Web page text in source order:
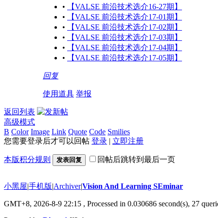
•
【VALSE 前沿技术选介16-27期】
•
【VALSE 前沿技术选介17-01期】
•
【VALSE 前沿技术选介17-02期】
•
【VALSE 前沿技术选介17-03期】
•
【VALSE 前沿技术选介17-04期】
•
【VALSE 前沿技术选介17-05期】
回复
使用道具 举报
返回列表
高级模式
B Color Image Link Quote Code Smilies
您需要登录后才可以回帖 登录 | 立即注册
本版积分规则 发表回复 回帖后跳转到最后一页
小黑屋|手机版|Archiver|Vision And Learning SEminar
GMT+8, 2026-8-9 22:15 , Processed in 0.030686 second(s), 27